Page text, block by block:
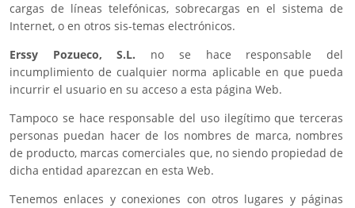
cargas de líneas telefónicas, sobrecargas en el sistema de
Internet, o en otros sis-temas electrónicos.
Erssy Pozueco, S.L. no se hace responsable del
incumplimiento de cualquier norma aplicable en que pueda
incurrir el usuario en su acceso a esta página Web.
Tampoco se hace responsable del uso ilegítimo que terceras
personas puedan hacer de los nombres de marca, nombres
de producto, marcas comerciales que, no siendo propiedad de
dicha entidad aparezcan en esta Web.
Tenemos enlaces y conexiones con otros lugares y páginas